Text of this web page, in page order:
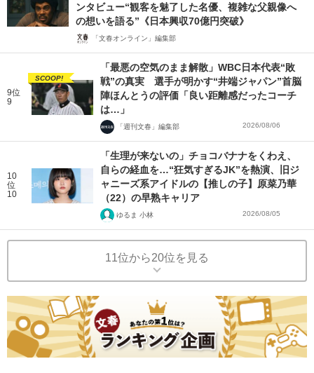
ンタビュー“観客を魅了した名優、複雑な父親像へ
の想いを語る”《日本興収70億円突破》
「文春オンライン」編集部
9位
9
SCOOP!
「最悪の空気のまま解散」WBC日本代表“敗
戦”の真実 選手が明かす“井端ジャパン”首脳
陣ほんとうの評価「良い距離感だったコーチ
は…」
「週刊文春」編集部 2026/08/06
10
位
10
「生理が来ないの」チョコバナナをくわえ、
自らの経血を…“狂気すぎるJK”を熱演、旧ジ
ャニーズ系アイドルの【推しの子】原菜乃華
（22）の早熟キャリア
ゆるま 小林 2026/08/05
11位から20位を見る